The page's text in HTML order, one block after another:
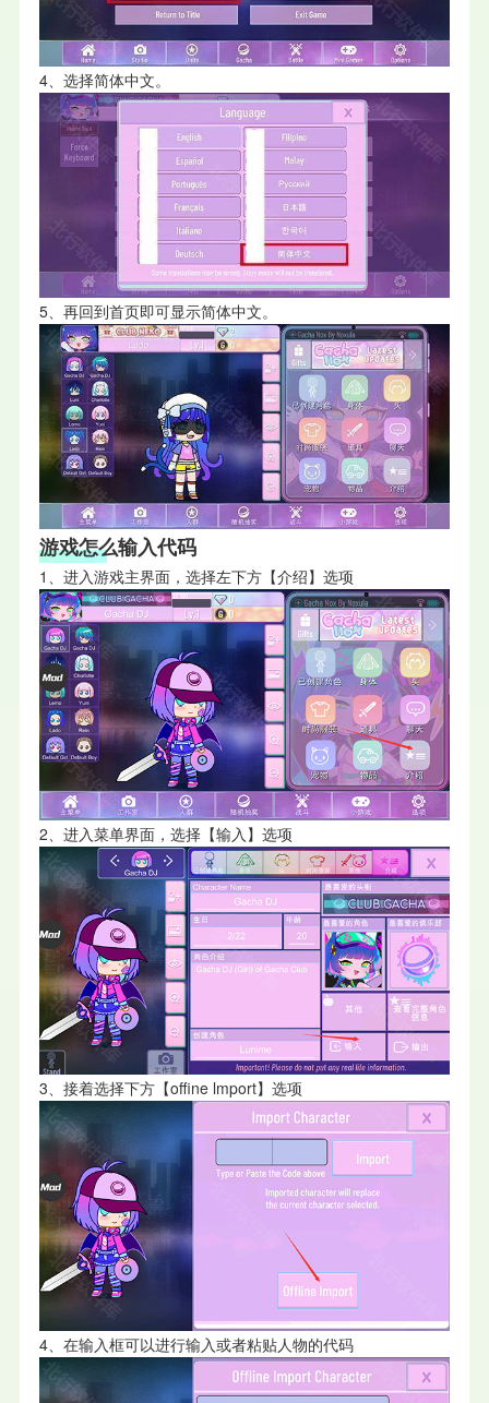
4、选择简体中文。
5、再回到首页即可显示简体中文。
游戏怎么输入代码
1、进入游戏主界面，选择左下方【介绍】选项
2、进入菜单界面，选择【输入】选项
3、接着选择下方【offine lmport】选项
4、在输入框可以进行输入或者粘贴人物的代码